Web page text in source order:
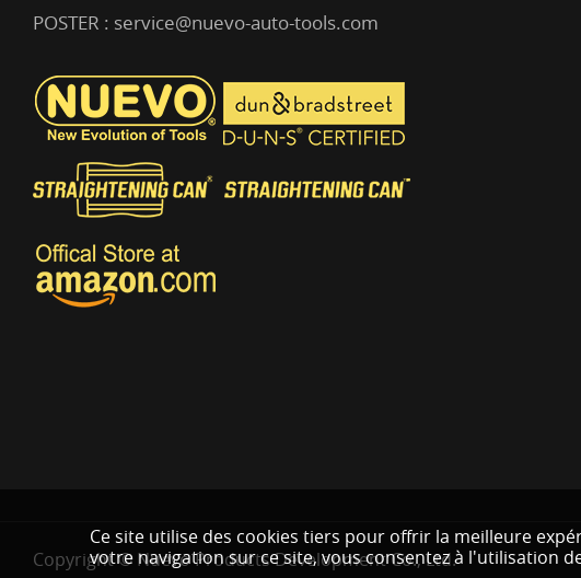
Ce site utilise des cookies tiers pour offrir la meilleure
votre navigation sur ce site, vous consentez à l'utilisation
POSTER : service@nuevo-auto-tools.com
Copyright © Nuevo Products Development Co., Ltd.